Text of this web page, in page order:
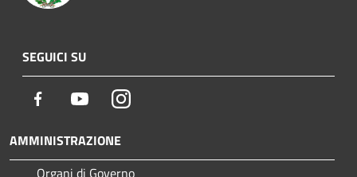
SEGUICI SU
Facebook YoutubeInstagram
AMMINISTRAZIONE